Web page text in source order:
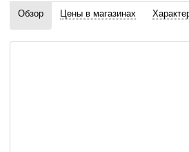
Обзор Цены в магазинах